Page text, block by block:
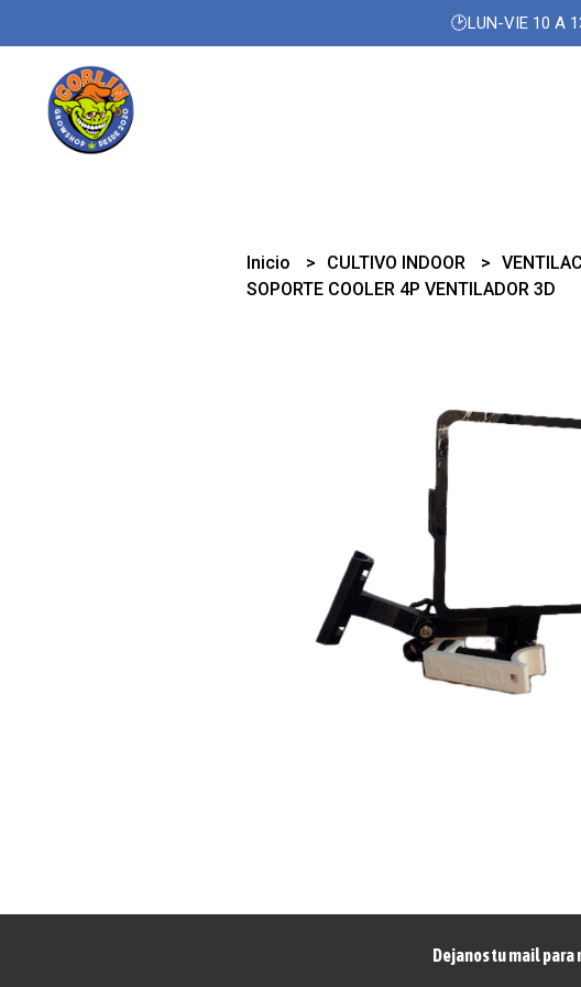
🕑LUN-VIE 10 A
Inicio CULTIVO INDOOR
SOPORTE COOLER 4P VENTILADOR 3D
Dejanos tu mail